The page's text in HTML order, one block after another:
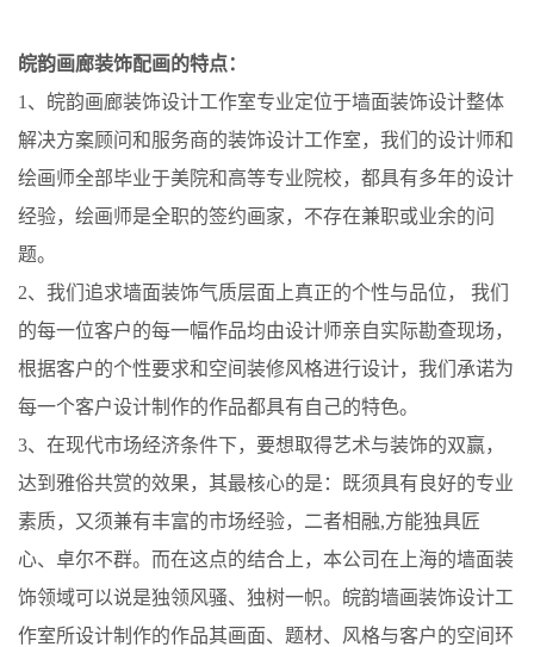
皖韵画廊装饰配画的特点：
1、 皖韵画廊装饰设计工作室专业定位于墙面装饰设计整体
解决方案顾问和服务商的装饰设计工作室，我们的设计师和
绘画师全部毕业于美院和高等专业院校，都具有多年的设计
经验，绘画师是全职的签约画家，不存在兼职或业余的问
题。
2、我们追求墙面装饰气质层面上真正的个性与品位， 我们
的每一位客户的每一幅作品均由设计师亲自实际勘查现场，
根据客户的个性要求和空间装修风格进行设计，我们承诺为
每一个客户设计制作的作品都具有自己的特色。
3、在现代市场经济条件下，要想取得艺术与装饰的双赢，
达到雅俗共赏的效果，其最核心的是：既须具有良好的专业
素质，又须兼有丰富的市场经验，二者相融,方能独具匠
心、卓尔不群。而在这点的结合上，本公司在上海的墙面装
饰领域可以说是独领风骚、独树一帜。 皖韵墙画装饰设计工
作室所设计制作的作品其画面、题材、风格与客户的空间环